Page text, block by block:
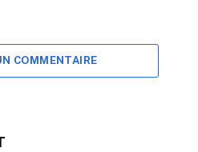
COMMENTAIRE